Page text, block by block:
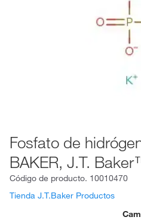
Fosfato de
BAKER, J.T.
Código de producto. 10010470
Tienda J.T.Baker Productos